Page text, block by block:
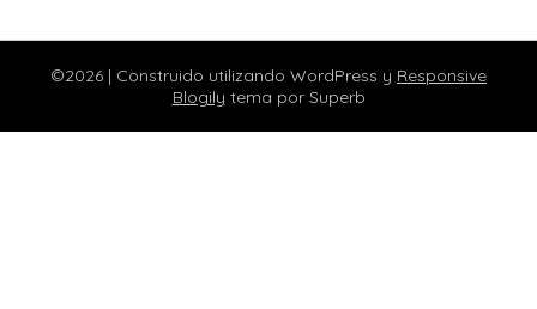
©2026 | Construido utilizando WordPress y Responsive
Blogily tema por Superb